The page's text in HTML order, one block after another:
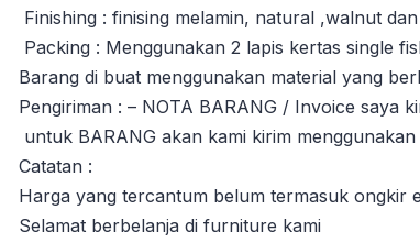
Finishing : finising melamin, natural ,walnut
Packing : Menggunakan 2 lapis kertas single
Barang di buat menggunakan material yang
Pengiriman : – NOTA BARANG / Invoice saya
untuk BARANG akan kami kirim
Catatan :
Harga yang tercantum belum termasuk ongkir
Selamat berbelanja di furniture kami